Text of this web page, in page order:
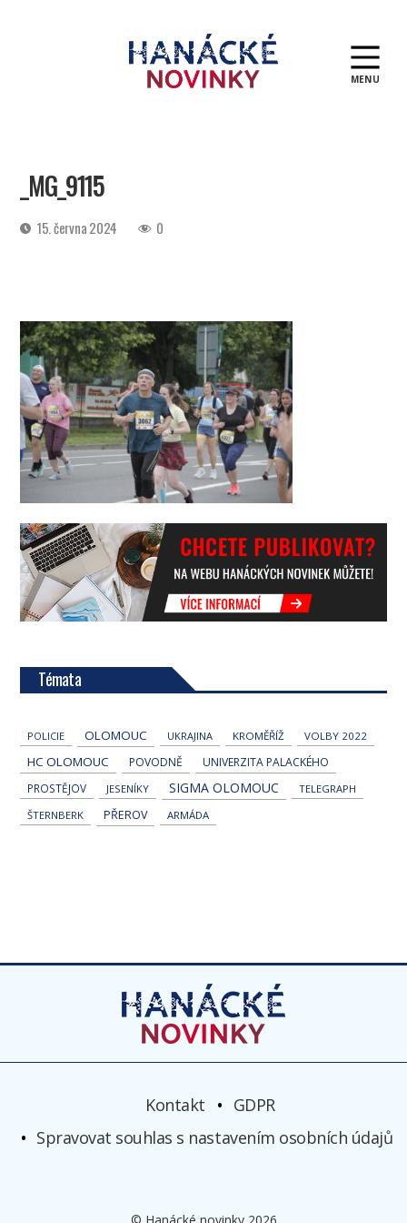
MENU
_MG_9115
Datum15. června 2024 0
Témata
POLICIE OLOMOUC UKRAJINA KROMĚŘÍŽ VOLBY 2022
HC OLOMOUC POVODNĚ UNIVERZITA PALACKÉHO
PROSTĚJOV JESENÍKY SIGMA OLOMOUC
TELEGRAPH
ŠTERNBERK
PŘEROV ARMÁDA
Kontakt
GDPR
Spravovat souhlas s nastavením osobních údajů